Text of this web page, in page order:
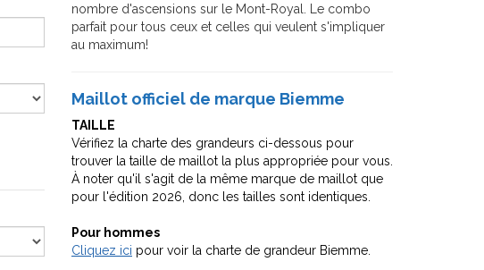
nombre d'ascensions sur le Mont-Royal. Le combo
parfait pour tous ceux et celles qui veulent s'impliquer
au maximum!
Maillot officiel de marque Biemme
TAILLE
Vérifiez la charte des grandeurs ci-dessous pour
trouver la taille de maillot la plus appropriée pour vous.
À noter qu'il s'agit de la même marque de maillot que
pour l'édition 2026, donc les tailles sont identiques.
Pour hommes
Cliquez ici pour voir la charte de grandeur Biemme.